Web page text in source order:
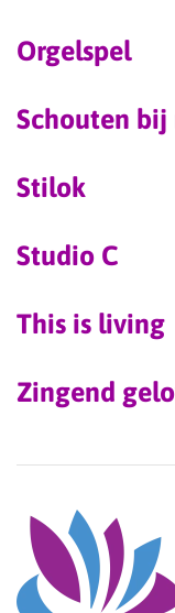
Orgelspel
Schouten
Stilok
Studio C
This is living
Zingend